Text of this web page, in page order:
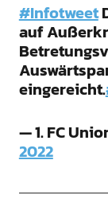
#Infotweet
auf
eingereicht.
— 1. FC
2022